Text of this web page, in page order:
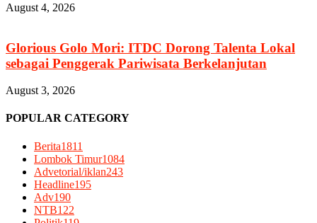
August 4, 2026
Glorious Golo Mori: ITDC Dorong Talenta Lokal
sebagai Penggerak Pariwisata Berkelanjutan
August 3, 2026
POPULAR CATEGORY
Berita1811
Lombok Timur1084
Advetorial/iklan243
Headline195
Adv190
NTB122